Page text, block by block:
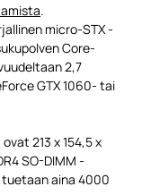
.
micro-STX -
Core-
2,7
GTX 1060- tai
213 x 154,5 x
SO-DIMM -
aina 4000